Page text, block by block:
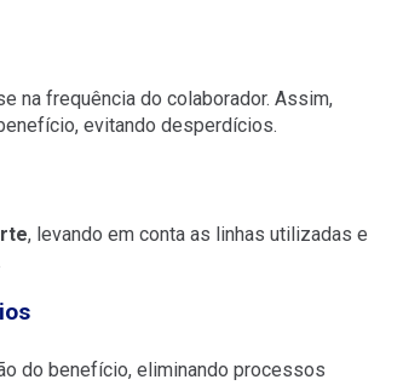
na frequência do colaborador. Assim,
evitando desperdícios.
, levando em conta as linhas utilizadas e
do benefício, eliminando processos